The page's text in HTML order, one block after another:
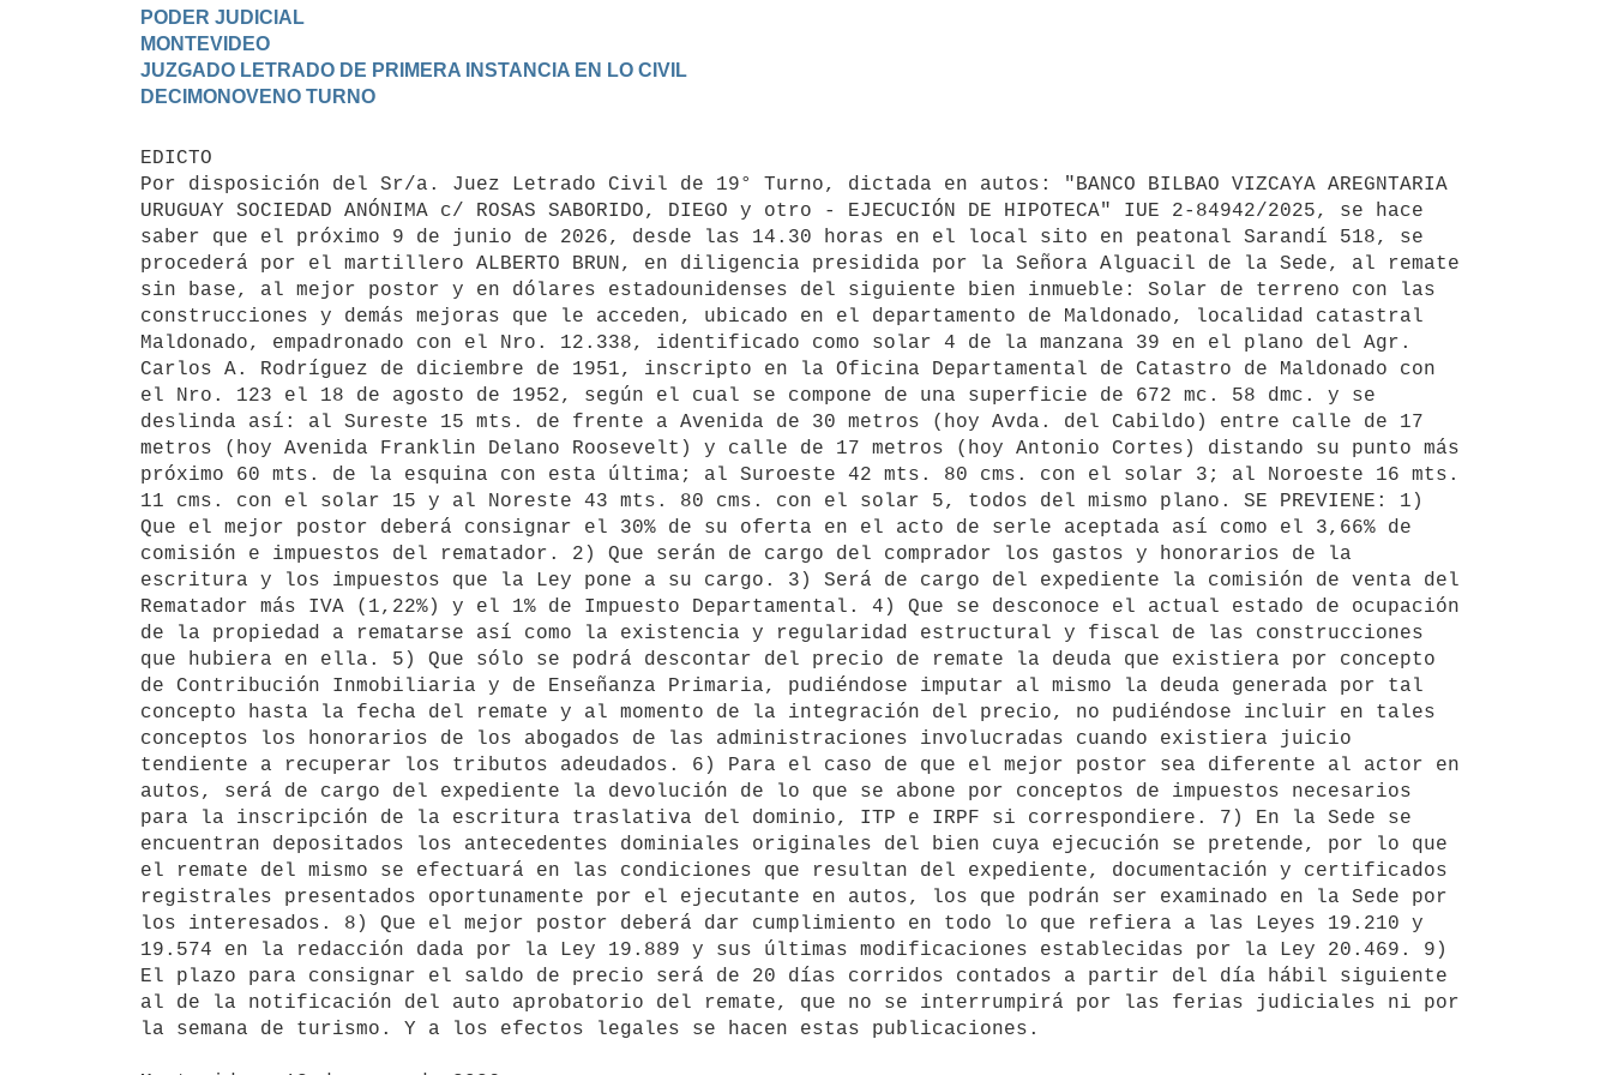
PODER JUDICIAL
MONTEVIDEO
JUZGADO LETRADO DE PRIMERA INSTANCIA EN LO CIVIL
EDICTO
Por disposición del Sr/a. Juez Letrado Civil de 19° Turno, dictada en autos: "BANCO BILBAO VIZCAYA AREGNTARIA
URUGUAY SOCIEDAD ANÓNIMA c/ ROSAS SABORIDO, DIEGO y otro - EJECUCIÓN DE HIPOTECA" IUE 2-84942/2025, se hace
saber que el próximo 9 de junio de 2026, desde las 14.30 horas en el local sito en peatonal Sarandí 518, se
procederá por el martillero ALBERTO BRUN, en diligencia presidida por la Señora Alguacil de la Sede, al remate
sin base, al mejor postor y en dólares estadounidenses del siguiente bien inmueble: Solar de terreno con las
construcciones y demás mejoras que le acceden, ubicado en el departamento de Maldonado, localidad catastral
Maldonado, empadronado con el Nro. 12.338, identificado como solar 4 de la manzana 39 en el plano del Agr.
Carlos A. Rodríguez de diciembre de 1951, inscripto en la Oficina Departamental de Catastro de Maldonado con
el Nro. 123 el 18 de agosto de 1952, según el cual se compone de una superficie de 672 mc. 58 dmc. y se
deslinda así: al Sureste 15 mts. de frente a Avenida de 30 metros (hoy Avda. del Cabildo) entre calle de 17
metros (hoy Avenida Franklin Delano Roosevelt) y calle de 17 metros (hoy Antonio Cortes) distando su punto más
próximo 60 mts. de la esquina con esta última; al Suroeste 42 mts. 80 cms. con el solar 3; al Noroeste 16 mts.
11 cms. con el solar 15 y al Noreste 43 mts. 80 cms. con el solar 5, todos del mismo plano. SE PREVIENE: 1)
Que el mejor postor deberá consignar el 30% de su oferta en el acto de serle aceptada así como el 3,66% de
comisión e impuestos del rematador. 2) Que serán de cargo del comprador los gastos y honorarios de la
escritura y los impuestos que la Ley pone a su cargo. 3) Será de cargo del expediente la comisión de venta del
Rematador más IVA (1,22%) y el 1% de Impuesto Departamental. 4) Que se desconoce el actual estado de ocupación
de la propiedad a rematarse así como la existencia y regularidad estructural y fiscal de las construcciones
que hubiera en ella. 5) Que sólo se podrá descontar del precio de remate la deuda que existiera por concepto
de Contribución Inmobiliaria y de Enseñanza Primaria, pudiéndose imputar al mismo la deuda generada por tal
concepto hasta la fecha del remate y al momento de la integración del precio, no pudiéndose incluir en tales
conceptos los honorarios de los abogados de las administraciones involucradas cuando existiera juicio
tendiente a recuperar los tributos adeudados. 6) Para el caso de que el mejor postor sea diferente al actor en
autos, será de cargo del expediente la devolución de lo que se abone por conceptos de impuestos necesarios
para la inscripción de la escritura traslativa del dominio, ITP e IRPF si correspondiere. 7) En la Sede se
encuentran depositados los antecedentes dominiales originales del bien cuya ejecución se pretende, por lo que
el remate del mismo se efectuará en las condiciones que resultan del expediente, documentación y certificados
registrales presentados oportunamente por el ejecutante en autos, los que podrán ser examinado en la Sede por
los interesados. 8) Que el mejor postor deberá dar cumplimiento en todo lo que refiera a las Leyes 19.210 y
19.574 en la redacción dada por la Ley 19.889 y sus últimas modificaciones establecidas por la Ley 20.469. 9)
El plazo para consignar el saldo de precio será de 20 días corridos contados a partir del día hábil siguiente
al de la notificación del auto aprobatorio del remate, que no se interrumpirá por las ferias judiciales ni por
la semana de turismo. Y a los efectos legales se hacen estas publicaciones.